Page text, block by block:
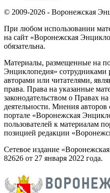
© 2009-2026 - Воронежская
При любом использовании
на сайт «Воронежская
обязательна.
Материалы, размещенные на
Энциклопедия»
авторами или читателями,
права. Права на указанные
законодательством о Правах
деятельности. Мнения
портале «Воронежская
пользователей к материалам
позицией редакции
Сетевое издание
82626 от 27 января 2022 года.